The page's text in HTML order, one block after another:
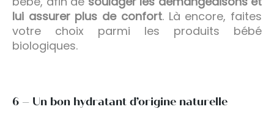
lui assurer plus de confort. Là encore, faites
votre choix parmi les produits bébé
biologiques.
6 – Un bon hydratant d’origine naturelle